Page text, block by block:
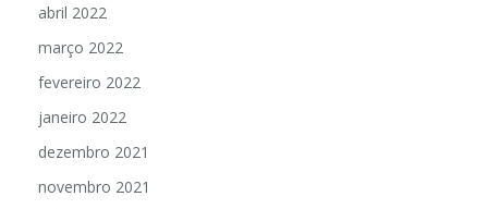
abril 2022
março 2022
fevereiro 2022
janeiro 2022
dezembro 2021
novembro 2021